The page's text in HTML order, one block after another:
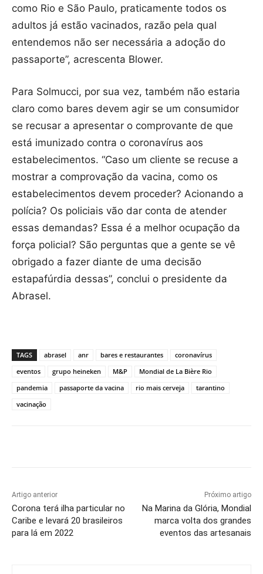
como Rio e São Paulo, praticamente todos os
adultos já estão vacinados, razão pela qual
entendemos não ser necessária a adoção do
passaporte”, acrescenta Blower.
Para Solmucci, por sua vez, também não estaria
claro como bares devem agir se um consumidor
se recusar a apresentar o comprovante de que
está imunizado contra o coronavírus aos
estabelecimentos. “Caso um cliente se recuse a
mostrar a comprovação da vacina, como os
estabelecimentos devem proceder? Acionando a
polícia? Os policiais vão dar conta de atender
essas demandas? Essa é a melhor ocupação da
força policial? São perguntas que a gente se vê
obrigado a fazer diante de uma decisão
estapafúrdia dessas”, conclui o presidente da
Abrasel.
TAGS abrasel anr bares e restaurantes
coronavírus
eventos
grupo heineken M&P
Mondial de La Bière Rio
pandemia
passaporte da vacina rio mais cerveja
tarantino
vacinação
Artigo anterior
Corona terá ilha particular no
Caribe e levará 20 brasileiros
para lá em 2022
Próximo artigo
Na Marina da Glória, Mondial
marca volta dos grandes
eventos das artesanais